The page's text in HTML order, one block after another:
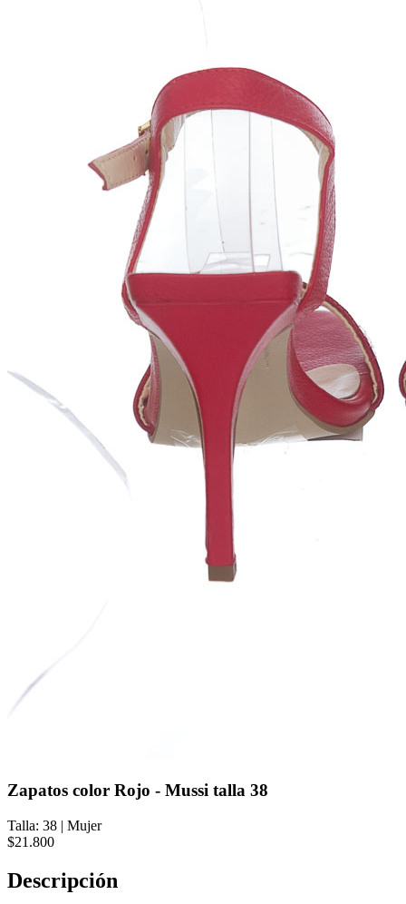
Zapatos color Rojo - Mussi talla 38
Talla: 38 | Mujer
$21.800
Descripción